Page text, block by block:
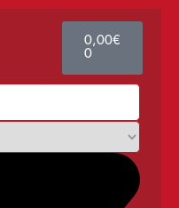
0,00€
0